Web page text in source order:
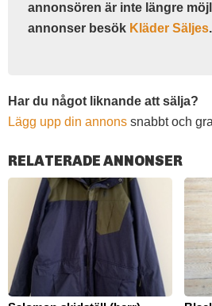
annonsören är inte längre
annonser besök Kläder Säljes.
Har du något liknande att sälja?
Lägg upp din annons snabbt och
RELATERADE ANNONSER